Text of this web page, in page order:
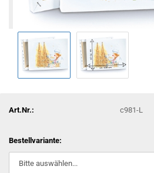
Art.Nr.: c981-L
Bestellvariante: